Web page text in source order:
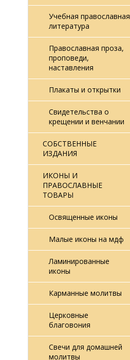
Учебная православная
литература
Православная проза,
проповеди,
наставления
Плакаты и открытки
Свидетельства о
крещении и венчании
СОБСТВЕННЫЕ
ИЗДАНИЯ
ИКОНЫ И
ПРАВОСЛАВНЫЕ
ТОВАРЫ
Освященные иконы
Малые иконы на мдф
Ламинированные
иконы
Карманные молитвы
Церковные
благовония
Свечи для домашней
молитвы